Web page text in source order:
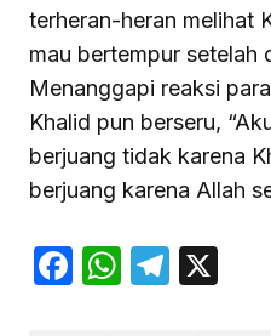
terheran-heran melihat
mau bertempur setelah
Menanggapi reaksi
Khalid pun berseru,
berjuang tidak karena
berjuang karena Allah
Facebook